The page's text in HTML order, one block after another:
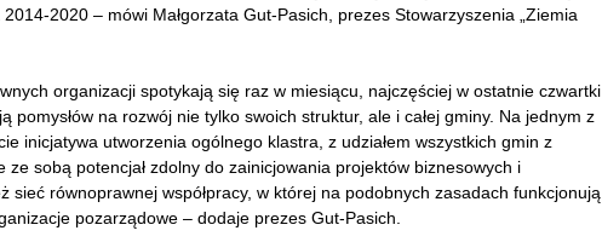
2020 – mówi Małgorzata Gut-Pasich, prezes Stowarzyszenia „Ziemia
organizacji spotykają się raz w miesiącu, najczęściej w ostatnie czwartki
pomysłów na rozwój nie tylko swoich struktur, ale i całej gminy. Na jednym z
inicjatywa utworzenia ogólnego klastra, z udziałem wszystkich gmin z
ze sobą potencjał zdolny do zainicjowania projektów biznesowych i
sieć równoprawnej współpracy, w której na podobnych zasadach funkcjonują
pozarządowe – dodaje prezes Gut-Pasich.